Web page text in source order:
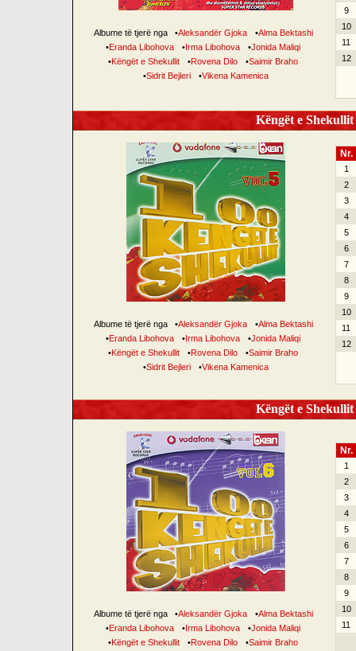
Albume të tjerë nga •Aleksandër Gjoka •Alma Bektashi
•Eranda Libohova •Irma Libohova •Jonida Maliqi
•Këngët e Shekullit •Rovena Dilo •Saimir Braho
•Sidrit Bejleri •Vikena Kamenica
9
10
11
12
Këngët e
Albume të tjerë nga •Aleksandër Gjoka •Alma Bektashi
•Eranda Libohova •Irma Libohova •Jonida Maliqi
•Këngët e Shekullit •Rovena Dilo •Saimir Braho
•Sidrit Bejleri •Vikena Kamenica
Nr.
1
2
3
4
5
6
7
8
9
10
11
12
Këngët e
Albume të tjerë nga •Aleksandër Gjoka •Alma Bektashi
•Eranda Libohova •Irma Libohova •Jonida Maliqi
•Këngët e Shekullit •Rovena Dilo •Saimir Braho
Nr.
1
2
3
4
5
6
7
8
9
10
11